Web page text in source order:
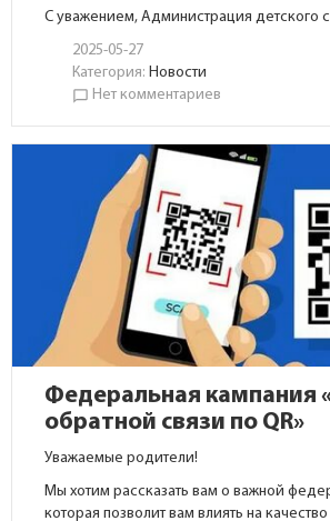
С уважением, Администрация детского
2025-05-27
Категория:Новости
chat_bubble_outline Нет комментариев
Федеральная кампания
обратной связи по QR»
Уважаемые родители!
Мы хотим рассказать вам о важной
которая позволит вам влиять на